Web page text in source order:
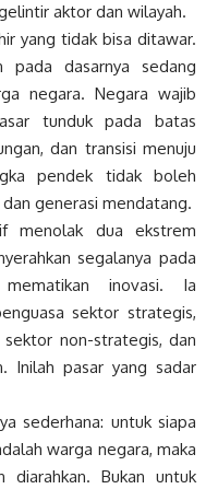
aktor dan wilayah.
yang tidak bisa ditawar.
pada dasarnya sedang
negara. Negara wajib
tunduk pada batas
dan transisi menuju
pendek tidak boleh
generasi mendatang.
menolak dua ekstrem
segalanya pada
inovasi. Ia
sektor strategis,
non-strategis, dan
Inilah pasar yang sadar
sederhana: untuk siapa
warga negara, maka
diarahkan. Bukan untuk